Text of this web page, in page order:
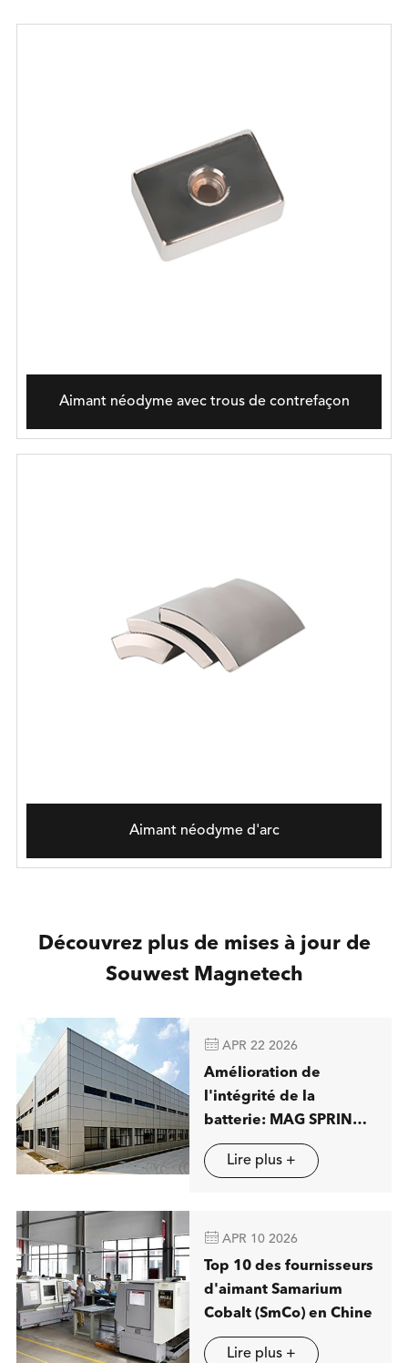
Aimant néodyme avec trous de contrefaçon
Aimant néodyme d'arc
Découvrez plus de mises à jour de
Souwest Magnetech
 APR 22 2026
Amélioration de
l'intégrité de la
batterie: MAG SPRING
présentera des
solutions avancées de
Lire plus +
 APR 10 2026
Top 10 des fournisseurs
d'aimant Samarium
Cobalt (SmCo) en Chine
Lire plus +